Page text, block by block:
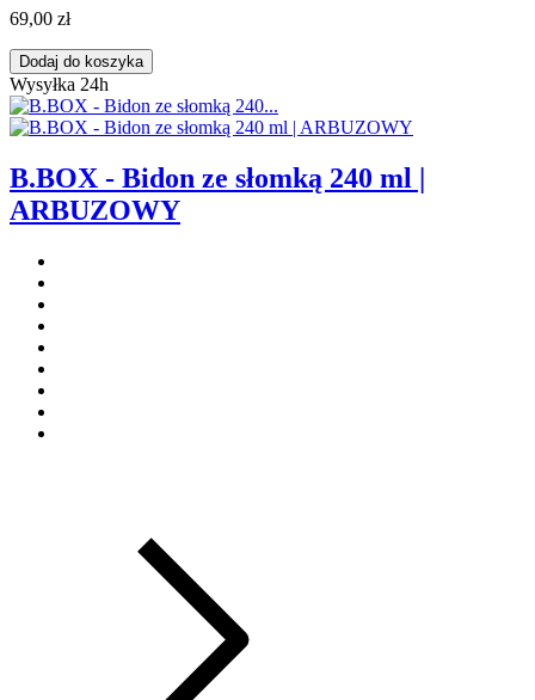
69,00 zł
Dodaj do koszyka
Wysyłka 24h
B.BOX - Bidon ze słomką 240 ml |
ARBUZOWY